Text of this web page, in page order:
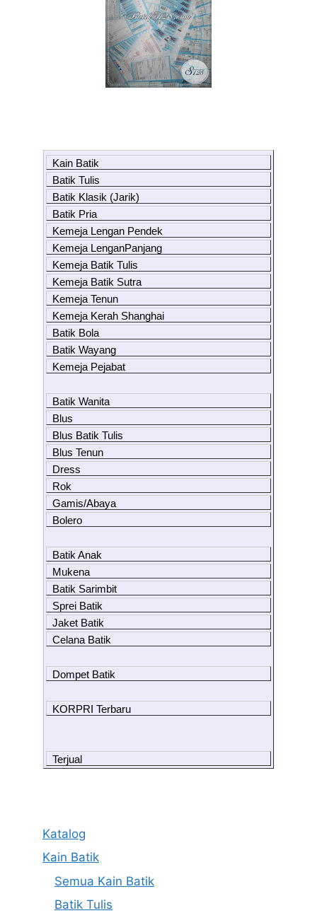
Kain Batik
Batik Tulis
Batik Klasik (Jarik)
Batik Pria
Kemeja Lengan Pendek
Kemeja LenganPanjang
Kemeja Batik Tulis
Kemeja Batik Sutra
Kemeja Tenun
Kemeja Kerah Shanghai
Batik Bola
Batik Wayang
Kemeja Pejabat
Batik Wanita
Blus
Blus Batik Tulis
Blus Tenun
Dress
Rok
Gamis/Abaya
Bolero
Batik Anak
Mukena
Batik Sarimbit
Sprei Batik
Jaket Batik
Celana Batik
Dompet Batik
KORPRI Terbaru
Terjual
Katalog
Kain Batik
Semua Kain Batik
Batik Tulis